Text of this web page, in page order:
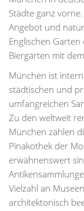
Städte ganz
Angebot und
Englischen
Biergärten mit
München ist
städtischen und
umfangreichen
Zu den weltweit
München zählen
Pinakothek der
erwähnenswert
Vielzahl an
architektonisch